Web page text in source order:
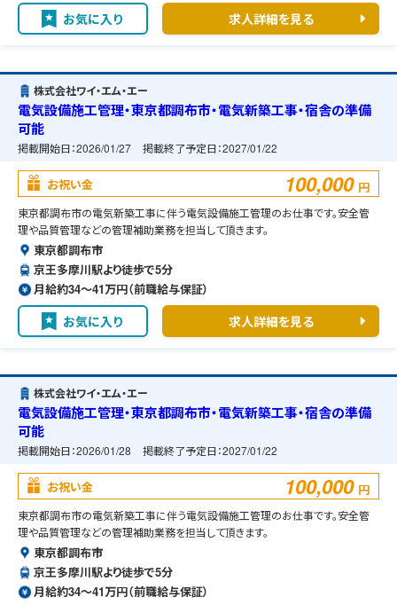
お気に入り 求人詳細を見る
株式会社ワイ・エム・エー
電気設備施工管理・東京都調布市・電気新築工事・宿舎の準備
可能
掲載開始日：2026/01/27 掲載終了予定日：2027/01/22
お祝い金 100,000 円
東京都調布市の電気新築工事に伴う電気設備施工管理のお仕事です。安全管
理や品質管理などの管理補助業務を担当して頂きます。
東京都調布市
京王多摩川駅より徒歩で5分
月給約34〜41万円（前職給与保証）
お気に入り 求人詳細を見る
株式会社ワイ・エム・エー
電気設備施工管理・東京都調布市・電気新築工事・宿舎の準備
可能
掲載開始日：2026/01/28 掲載終了予定日：2027/01/22
お祝い金 100,000 円
東京都調布市の電気新築工事に伴う電気設備施工管理のお仕事です。安全管
理や品質管理などの管理補助業務を担当して頂きます。
東京都調布市
京王多摩川駅より徒歩で5分
月給約34〜41万円（前職給与保証）